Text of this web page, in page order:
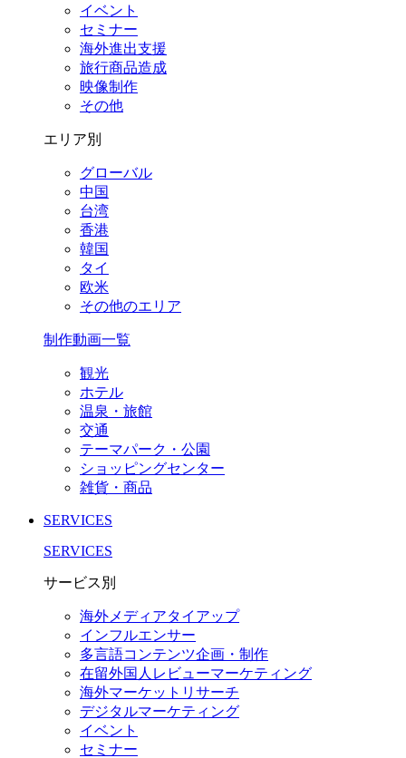
イベント
セミナー
海外進出支援
旅行商品造成
映像制作
その他
エリア別
グローバル
中国
台湾
香港
韓国
タイ
欧米
その他のエリア
制作動画一覧
観光
ホテル
温泉・旅館
交通
テーマパーク・公園
ショッピングセンター
雑貨・商品
SERVICES
SERVICES
サービス別
海外メディアタイアップ
インフルエンサー
多言語コンテンツ企画・制作
在留外国⼈レビューマーケティング
海外マーケットリサーチ
デジタルマーケティング
イベント
セミナー